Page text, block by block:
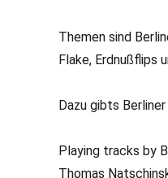
Themen sind
Flake, Erdnußflips
Dazu gibts
Playing tracks by
Thomas